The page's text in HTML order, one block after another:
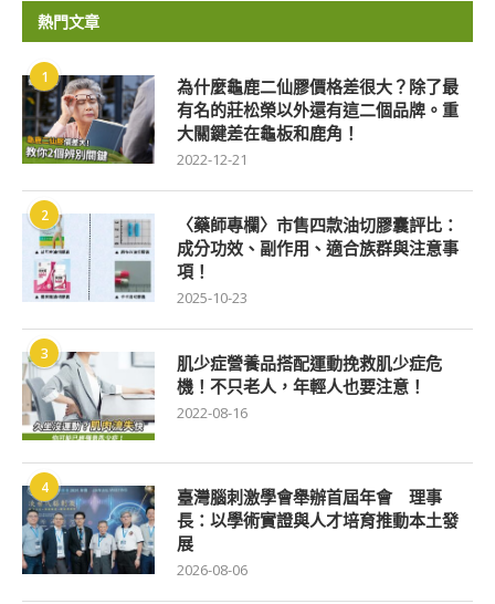
熱門文章
1
為什麼龜鹿二仙膠價格差很大？除了最
有名的莊松榮以外還有這二個品牌。重
大關鍵差在龜板和鹿角！
2022-12-21
2
〈藥師專欄〉市售四款油切膠囊評比：
成分功效、副作用、適合族群與注意事
項！
2025-10-23
3
肌少症營養品搭配運動挽救肌少症危
機！不只老人，年輕人也要注意！
2022-08-16
4
臺灣腦刺激學會舉辦首屆年會 理事
長：以學術實證與人才培育推動本土發
展
2026-08-06